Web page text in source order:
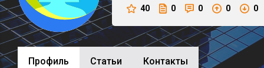
40 0 0 0 0
Профиль Cтатьи Контакты